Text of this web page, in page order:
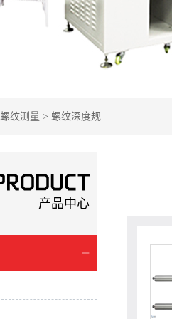
螺纹测量 > 螺纹深度规
产品中心